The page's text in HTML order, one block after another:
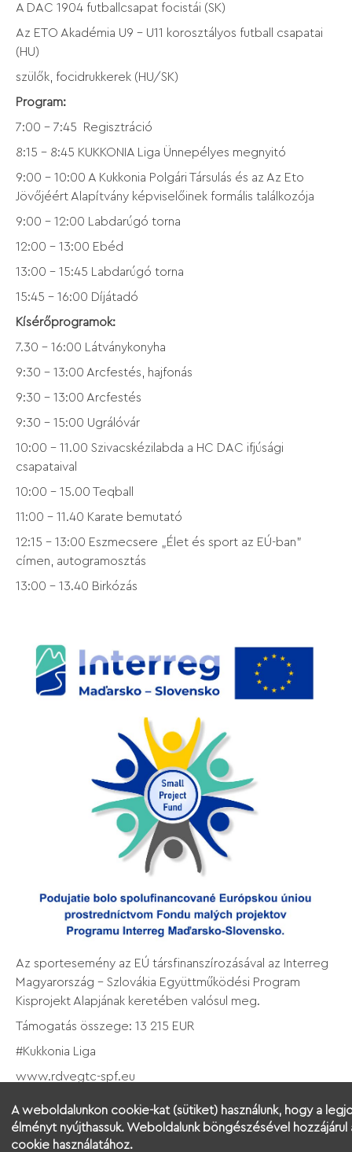
A DAC 1904 futballcsapat focistái (SK)
Az ETO Akadémia U9 - U11 korosztályos futball csapatai
(HU)
szülők, focidrukkerek (HU/SK)
Program:
7:00 – 7:45 Regisztráció
8:15 – 8:45 KUKKONIA Liga Ünnepélyes megnyitó
9:00 – 10:00 A Kukkonia Polgári Társulás és az Az Eto
Jövőjéért Alapítvány képviselőinek formális találkozója
9:00 – 12:00 Labdarúgó torna
12:00 – 13:00 Ebéd
13:00 – 15:45 Labdarúgó torna
15:45 – 16:00 Díjátadó
Kísérőprogramok:
7.30 – 16:00 Látványkonyha
9:30 – 13:00 Arcfestés, hajfonás
9:30 – 13:00 Arcfestés
9:30 – 15:00 Ugrálóvár
10:00 - 11.00 Szivacskézilabda a HC DAC ifjúsági
csapataival
10:00 - 15.00 Teqball
11:00 - 11.40 Karate bemutató
12:15 – 13:00 Eszmecsere „Élet és sport az EÚ-ban”
címen, autogramosztás
13:00 - 13.40 Birkózás
Az sportesemény az EÚ társfinanszírozásával az Interreg
Magyarország - Szlovákia Együttműködési Program
Kisprojekt Alapjának keretében valósul meg.
Támogatás összege: 13 215 EUR
#Kukkonia Liga
www.rdvegtc-spf.eu
www.skhu.eu
A weboldalunkon cookie-kat (sütiket) használunk, hogy a
élményt nyújthassuk. Weboldalunk böngészésével hozzájárul
cookie használatához.